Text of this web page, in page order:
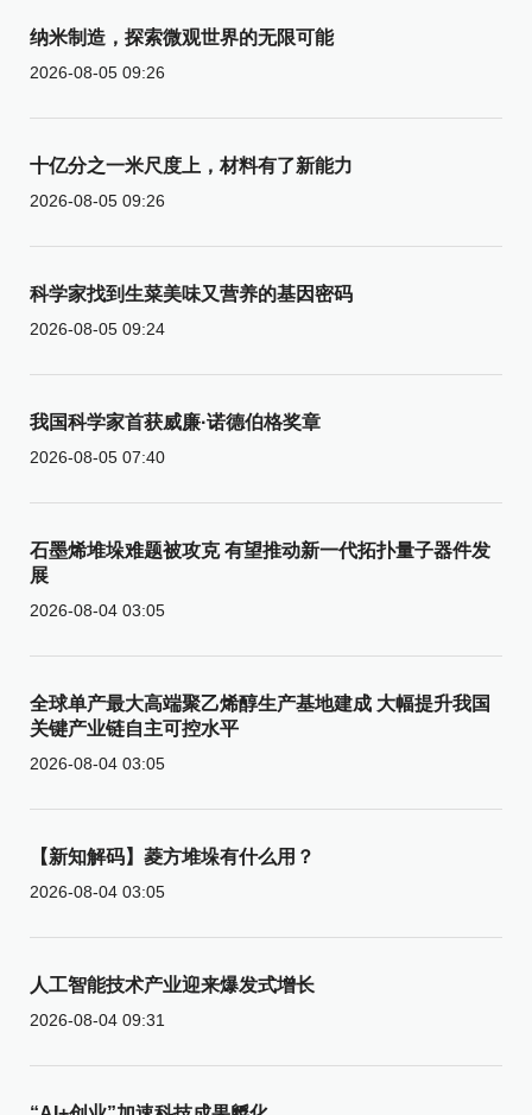
纳米制造，探索微观世界的无限可能
2026-08-05 09:26
十亿分之一米尺度上，材料有了新能力
2026-08-05 09:26
科学家找到生菜美味又营养的基因密码
2026-08-05 09:24
我国科学家首获威廉·诺德伯格奖章
2026-08-05 07:40
石墨烯堆垛难题被攻克 有望推动新一代拓扑量子器件发
展
2026-08-04 03:05
全球单产最大高端聚乙烯醇生产基地建成 大幅提升我国
关键产业链自主可控水平
2026-08-04 03:05
【新知解码】菱方堆垛有什么用？
2026-08-04 03:05
人工智能技术产业迎来爆发式增长
2026-08-04 09:31